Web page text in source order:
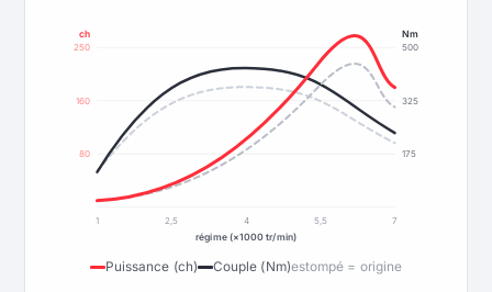
80
160
250
175
325
500
ch Nm
1 2,5 4 5,5
7
régime (×1000 tr/min)
Puissance (ch) Couple (Nm)estompé = origine